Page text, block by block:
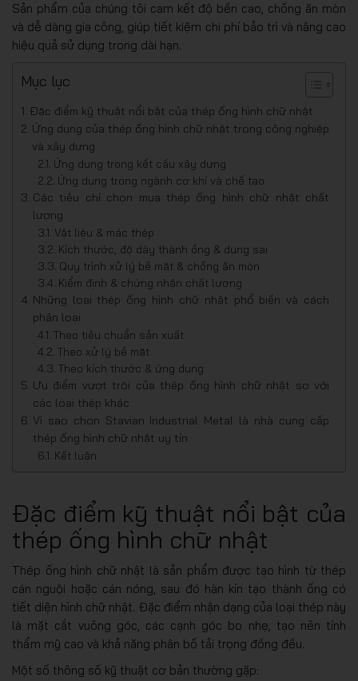
Sản phẩm của chúng tôi cam kết độ bền cao, chống ăn mòn
và dễ dàng gia công, giúp tiết kiệm chi phí bảo trì và nâng cao
hiệu quả sử dụng trong dài hạn.
Mục lục
Đặc điểm kỹ thuật nổi bật của thép ống hình chữ nhật
Ứng dụng của thép ống hình chữ nhật trong công nghiệp
và xây dựng
Ứng dụng trong kết cấu xây dựng
Ứng dụng trong ngành cơ khí và chế tạo
Các tiêu chí chọn mua thép ống hình chữ nhật chất
lượng
Vật liệu & mác thép
Kích thước, độ dày thành ống & dung sai
Quy trình xử lý bề mặt & chống ăn mòn
Kiểm định & chứng nhận chất lượng
Những loại thép ống hình chữ nhật phổ biến và cách
phân loại
Theo tiêu chuẩn sản xuất
Theo xử lý bề mặt
Theo kích thước & ứng dụng
Ưu điểm vượt trội của thép ống hình chữ nhật so với
các loại thép khác
Vì sao chọn Stavian Industrial Metal là nhà cung cấp
thép ống hình chữ nhật uy tín
Kết luận
Đặc điểm kỹ thuật nổi bật của
thép ống hình chữ nhật
Thép ống hình chữ nhật là sản phẩm được tạo hình từ thép
cán nguội hoặc cán nóng, sau đó hàn kín tạo thành ống có
tiết diện hình chữ nhật. Đặc điểm nhận dạng của loại thép này
là mặt cắt vuông góc, các cạnh góc bo nhẹ, tạo nên tính
thẩm mỹ cao và khả năng phân bố tải trọng đồng đều.
Một số thông số kỹ thuật cơ bản thường gặp: